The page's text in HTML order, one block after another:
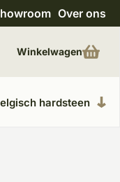
Unieke
Over ons
hardsteen
Winkelwagen